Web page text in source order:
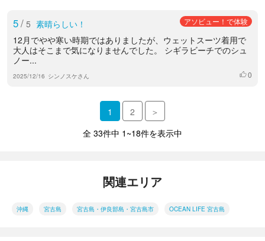
5/ 5 素晴らしい！ アソビュー！で体験
12月でやや寒い時期ではありましたが、ウェットスーツ着用で
大人はそこまで気になりませんでした。 シギラビーチでのシュ
ノー...
2025/12/16 シンノスケさん いいね
0
1 2
＞
全 33件中 1~18件を表示中
関連エリア
沖縄 宮古島 宮古島・伊良部島・宮古島市 OCEAN LIFE 宮古島